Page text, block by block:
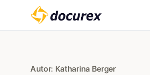
Autor: Katharina Berger